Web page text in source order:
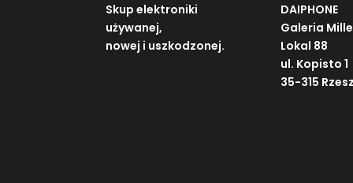
Skup elektroniki
używanej,
nowej i uszkodzonej.
DAIPHONE
Galeria
Lokal 88
ul. Kopisto 1
35-315